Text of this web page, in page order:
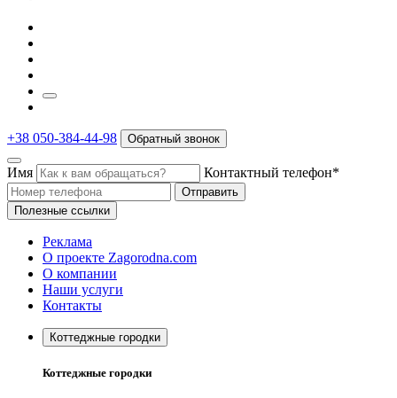
+38 050-384-44-98 Обратный звонок
Имя Контактный телефон*
Отправить
Полезные ссылки
Реклама
О проекте Zagorodna.com
О компании
Наши услуги
Контакты
Коттеджные городки
Коттеджные городки